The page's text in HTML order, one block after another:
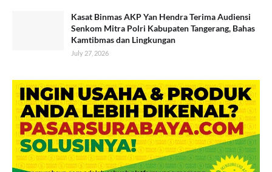
Kasat Binmas AKP Yan Hendra Terima Audiensi
Senkom Mitra Polri Kabupaten Tangerang, Bahas
Kamtibmas dan Lingkungan
July 27, 2026